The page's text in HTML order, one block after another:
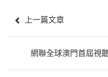
章
上一篇文章
網聯全球澳門首屆視